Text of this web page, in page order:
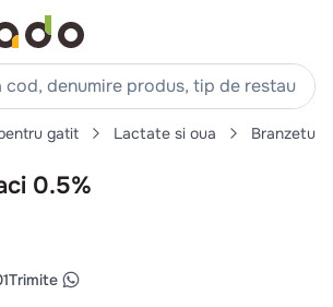
produs, tip de restaurant,
gatit Lactate si oua Branzeturi
0.5%
Trimite